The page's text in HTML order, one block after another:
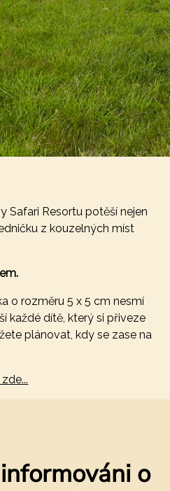
Safari Resortu potěší nejen
z kouzelných míst
o rozměru 5 x 5 cm nesmí
každé dítě, který si přiveze
plánovat, kdy se zase na
o